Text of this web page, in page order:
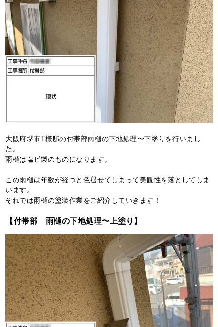
大阪府堺市T様邸の付帯部雨樋の下地処理〜下塗りを行いまし
た。
雨樋は塩ビ製のものになります。
この雨樋は年数が経つと色褪せてしまって美観性を落としてしま
います。
それでは雨樋の塗装作業をご紹介していきます！
【付帯部 雨樋の下地処理〜上塗り】